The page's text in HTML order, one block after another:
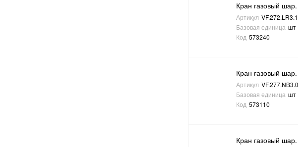
Кран газовый
Артикул
Базовая единица шт
Код 573240
Кран газовый
Артикул
Базовая единица шт
Код 573110
Кран газовый